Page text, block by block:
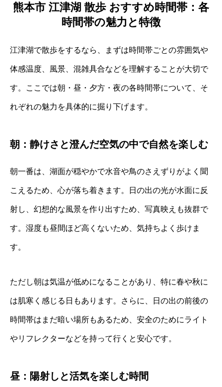
熊本市 江津湖 散歩 おすすめ時間帯：各
時間帯の魅力と特徴
江津湖で散歩をするなら、まずは時間帯ごとの雰囲気や
体感温度、風景、混雑具合などを理解することが大切で
す。ここでは朝・昼・夕方・夜の各時間帯について、そ
れぞれの魅力を具体的に掘り下げます。
朝：静けさと澄んだ空気の中で自然を楽しむ
朝一番は、湖面が穏やかで水音や鳥のさえずりがよく聞
こえるため、心が落ち着きます。日の出の光が水面に反
射し、幻想的な風景を作り出すため、写真映えも抜群で
す。湿度も昼間ほど高くないため、気持ちよく歩けま
す。
ただし朝は気温が低めになることがあり、特に春や秋に
は肌寒く感じる日もあります。さらに、日の出の前後の
時間帯はまだ暗い場所もあるため、安全のためにライト
やリフレクターなどを持って行くと安心です。
昼：陽射しと活気を楽しむ時間